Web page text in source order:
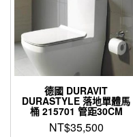
德國 DURAVIT
DURASTYLE 落地單體馬
桶 215701 管距30CM
NT$35,500